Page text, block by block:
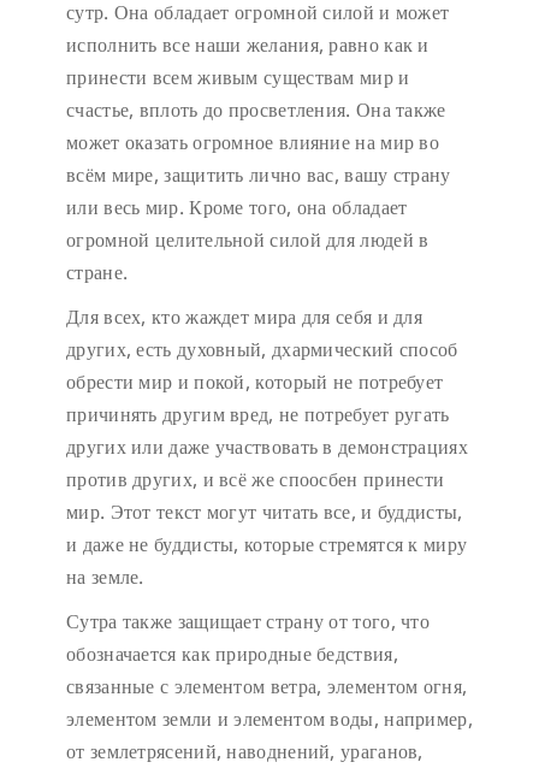
сутр. Она обладает огромной силой и может
исполнить все наши желания, равно как и
принести всем живым существам мир и
счастье, вплоть до просветления. Она также
может оказать огромное влияние на мир во
всём мире, защитить лично вас, вашу страну
или весь мир. Кроме того, она обладает
огромной целительной силой для людей в
стране.
Для всех, кто жаждет мира для себя и для
других, есть духовный, дхармический способ
обрести мир и покой, который не потребует
причинять другим вред, не потребует ругать
других или даже участвовать в демонстрациях
против других, и всё же споосбен принести
мир. Этот текст могут читать все, и буддисты,
и даже не буддисты, которые стремятся к миру
на земле.
Сутра также защищает страну от того, что
обозначается как природные бедствия,
связанные с элементом ветра, элементом огня,
элементом земли и элементом воды, например,
от землетрясений, наводнений, ураганов,